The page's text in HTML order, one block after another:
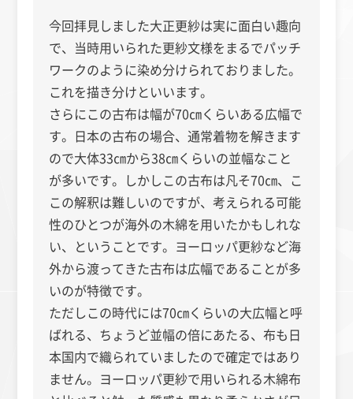
今回拝見しました大正更紗は実に面白い趣向
で、当時用いられた更紗文様をまるでパッチ
ワークのように染め分けられておりました。
これを描き分けといいます。
さらにこの古布は幅が70㎝くらいある広幅で
す。日本の古布の場合、通常着物を解きます
ので大体33㎝から38㎝くらいの並幅なこと
が多いです。しかしこの古布は凡そ70㎝、こ
この解釈は難しいのですが、考えられる可能
性のひとつが海外の木綿を用いたかもしれな
い、ということです。ヨーロッパ更紗など海
外から渡ってきた古布は広幅であることが多
いのが特徴です。
ただしこの時代には70㎝くらいの大広幅と呼
ばれる、ちょうど並幅の倍にあたる、布も日
本国内で織られていましたので確定ではあり
ません。ヨーロッパ更紗で用いられる木綿布